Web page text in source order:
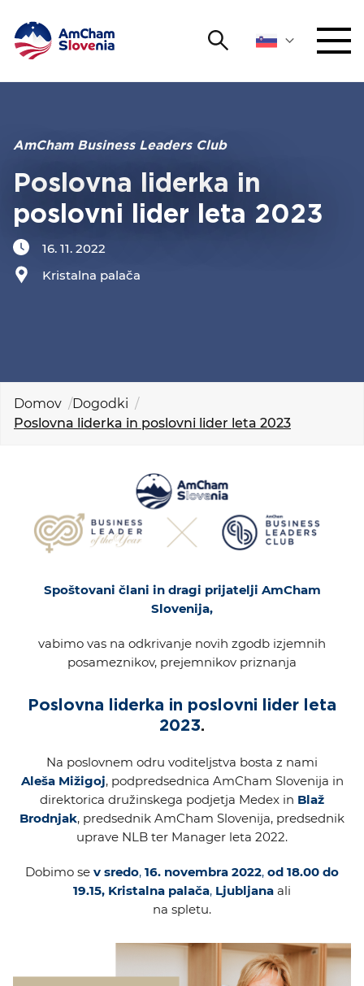
Išči
ZAGOVORNIŠTVO
AmChamYOUNG
MEDNARODNO SODELOVANJE
ČLANSTVO
NOVICE
GALERIJA
AmCham Business Leaders Club
Poslovna liderka in
poslovni lider leta 2023
16. 11. 2022
Kristalna palača
Domov
Dogodki
Poslovna liderka in poslovni lider leta 2023
Spoštovani člani in dragi prijatelji AmCham
Slovenija,
vabimo vas na odkrivanje novih zgodb izjemnih
posameznikov, prejemnikov priznanja
Poslovna liderka in poslovni lider leta
2023.
Na poslovnem odru voditeljstva bosta z nami
Aleša Mižigoj, podpredsednica AmCham Slovenija in
direktorica družinskega podjetja Medex in Blaž
Brodnjak, predsednik AmCham Slovenija, predsednik
uprave NLB ter Manager leta 2022.
Dobimo se v sredo, 16. novembra 2022, od 18.00 do
19.15, Kristalna palača, Ljubljana ali
na spletu.